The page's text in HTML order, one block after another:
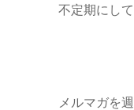
不定期にし
メルマガを